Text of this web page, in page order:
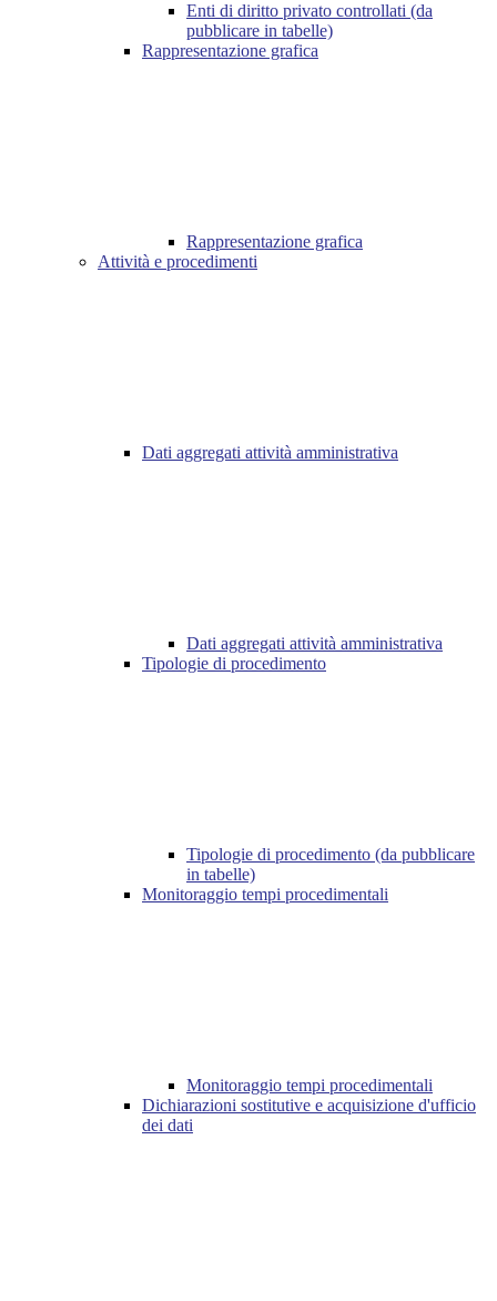
Enti di diritto privato controllati (da
pubblicare in tabelle)
Rappresentazione grafica
Rappresentazione grafica
Attività e procedimenti
Dati aggregati attività amministrativa
Dati aggregati attività amministrativa
Tipologie di procedimento
Tipologie di procedimento (da pubblicare
in tabelle)
Monitoraggio tempi procedimentali
Monitoraggio tempi procedimentali
Dichiarazioni sostitutive e acquisizione d'ufficio
dei dati